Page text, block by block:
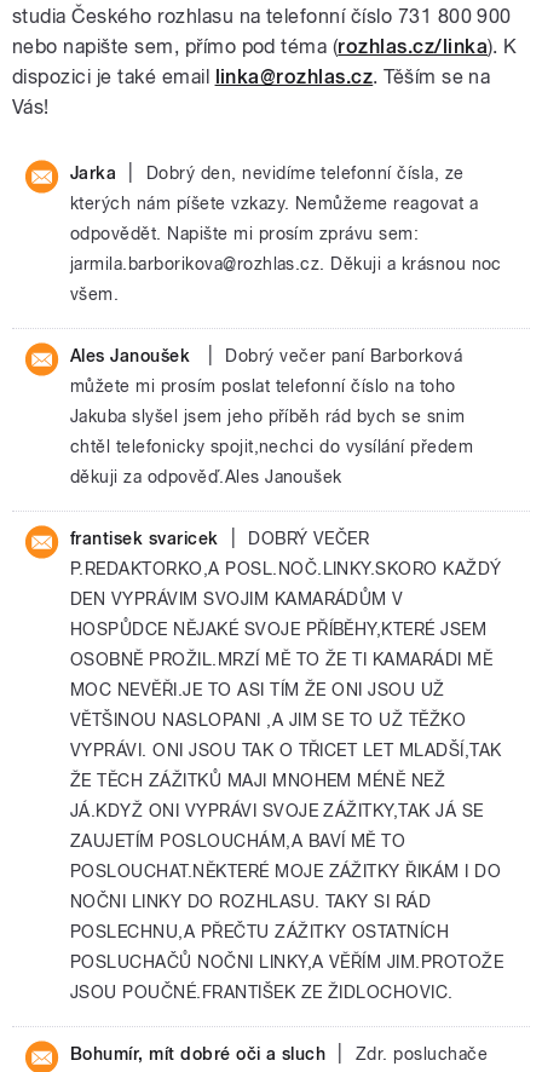
studia Českého rozhlasu na telefonní číslo 731 800 900
nebo napište sem, přímo pod téma (rozhlas.cz/linka). K
dispozici je také email linka@rozhlas.cz. Těším se na
Vás!
Jarka
Dobrý den, nevidíme telefonní čísla, ze
kterých nám píšete vzkazy. Nemůžeme reagovat a
odpovědět. Napište mi prosím zprávu sem:
jarmila.barborikova@rozhlas.cz. Děkuji a krásnou noc
všem.
Ales Janoušek
Dobrý večer paní Barborková
můžete mi prosím poslat telefonní číslo na toho
Jakuba slyšel jsem jeho příběh rád bych se snim
chtěl telefonicky spojit,nechci do vysílání předem
děkuji za odpověď.Ales Janoušek
frantisek svaricek
DOBRÝ VEČER
P.REDAKTORKO,A POSL.NOČ.LINKY.SKORO KAŽDÝ
DEN VYPRÁVIM SVOJIM KAMARÁDŮM V
HOSPŮDCE NĚJAKÉ SVOJE PŘÍBĚHY,KTERÉ JSEM
OSOBNĚ PROŽIL.MRZÍ MĚ TO ŽE TI KAMARÁDI MĚ
MOC NEVĚŘI.JE TO ASI TÍM ŽE ONI JSOU UŽ
VĚTŠINOU NASLOPANI ,A JIM SE TO UŽ TĚŽKO
VYPRÁVI. ONI JSOU TAK O TŘICET LET MLADŠÍ,TAK
ŽE TĚCH ZÁŽITKŮ MAJI MNOHEM MÉNĚ NEŽ
JÁ.KDYŽ ONI VYPRÁVI SVOJE ZÁŽITKY,TAK JÁ SE
ZAUJETÍM POSLOUCHÁM,A BAVÍ MĚ TO
POSLOUCHAT.NĚKTERÉ MOJE ZÁŽITKY ŘIKÁM I DO
NOČNI LINKY DO ROZHLASU. TAKY SI RÁD
POSLECHNU,A PŘEČTU ZÁŽITKY OSTATNÍCH
POSLUCHAČŮ NOČNI LINKY,A VĚŘÍM JIM.PROTOŽE
JSOU POUČNÉ.FRANTIŠEK ZE ŽIDLOCHOVIC.
Bohumír, mít dobré oči a sluch
Zdr. posluchače